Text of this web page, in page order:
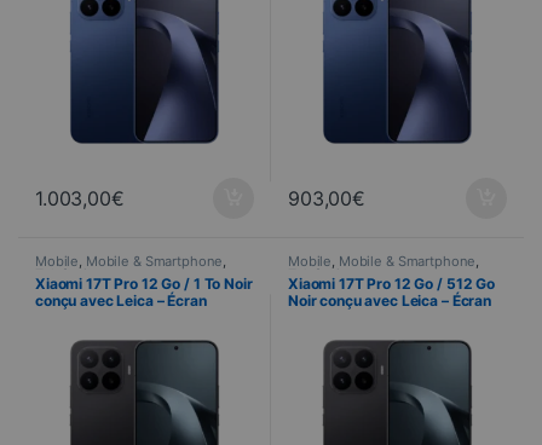
1.003,00€ 903,00€
Mobile, Mobile & Smartphone,
Telefonia
Xiaomi 17T Pro 12 Go / 1 To Noir
conçu avec Leica – Écran
Mobile, Mobile & Smartphone,
Telefonia
Xiaomi 17T Pro 12 Go / 512 Go
Noir conçu avec Leica – Écran